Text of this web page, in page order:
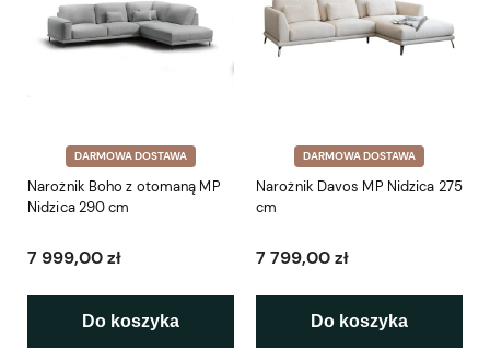
DARMOWA DOSTAWA
Narożnik Boho z otomaną MP
Nidzica 290 cm
7 999,00 zł
Do koszyka
DARMOWA DOSTAWA
Narożnik Davos MP Nidzica 275
cm
7 799,00 zł
Do koszyka